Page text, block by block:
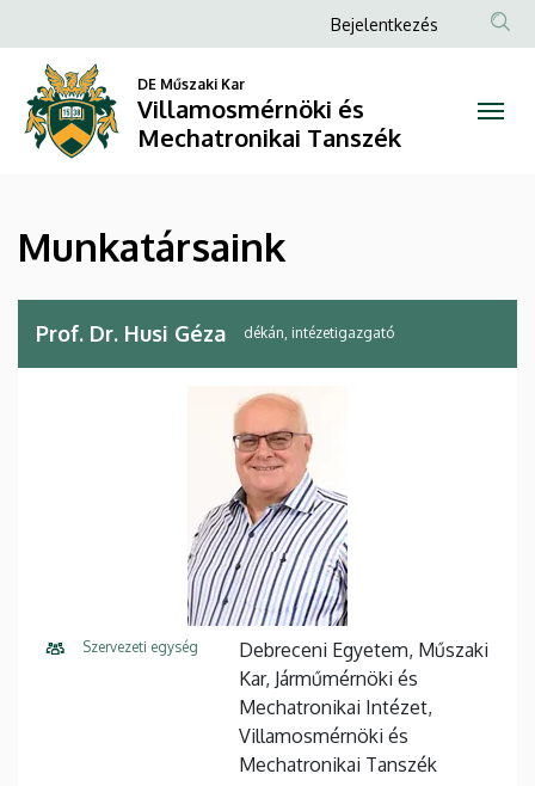
Villamosmérnöki
Mechatronikai
Tanszék
a
tartalomra
Anonim
fiók
menüje
Bejelentkezés
DE Műszaki Kar
Villamosmérnöki és
Mechatronikai Tanszék
Munkatársaink
Prof. Dr. Husi Géza dékán, intézetigazgató
Szervezeti egység
Debreceni Egyetem, Műszaki
Kar, Járműmérnöki és
Mechatronikai Intézet,
Villamosmérnöki és
Mechatronikai Tanszék